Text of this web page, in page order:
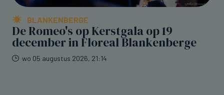
BLANKENBERGE
De Romeo's op Kerstgala op 19
december in Floreal Blankenberge
wo 05 augustus 2026, 21:14